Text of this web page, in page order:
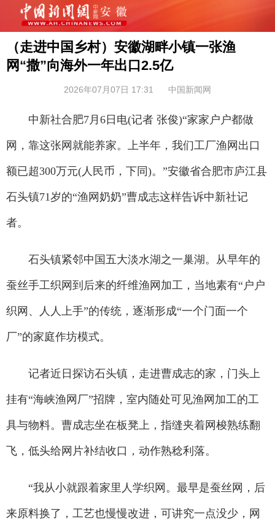
（走进中国乡村）安徽湖畔小镇一张渔
网“撒”向海外一年出口2.5亿
2026年07月07日 17:31 中国新闻网
中新社合肥7月6日电(记者 张俊)“家家户户都做
网，靠这张网就能养家。上半年，我们工厂渔网出口
额已超300万元(人民币，下同)。”安徽省合肥市庐江县
石头镇71岁的“渔网奶奶”曹成志这样告诉中新社记
者。
石头镇紧邻中国五大淡水湖之一巢湖。从早年的
蚕丝手工织网到后来的纤维渔网加工，当地素有“户户
织网、人人上手”的传统，逐渐形成“一个门面一个
厂”的家庭作坊模式。
记者近日探访石头镇，走进曹成志的家，门头上
挂有“海峡渔网厂”招牌，室内随处可见渔网加工的工
具与物料。曹成志坐在板凳上，指缝夹着网梭熟练翻
飞，低头给网片补结收口，动作熟稔利落。
“我从小就跟着家里人学织网。最早是蚕丝网，后
来原料换了，工艺也慢慢改进，可讲究一点没少，网